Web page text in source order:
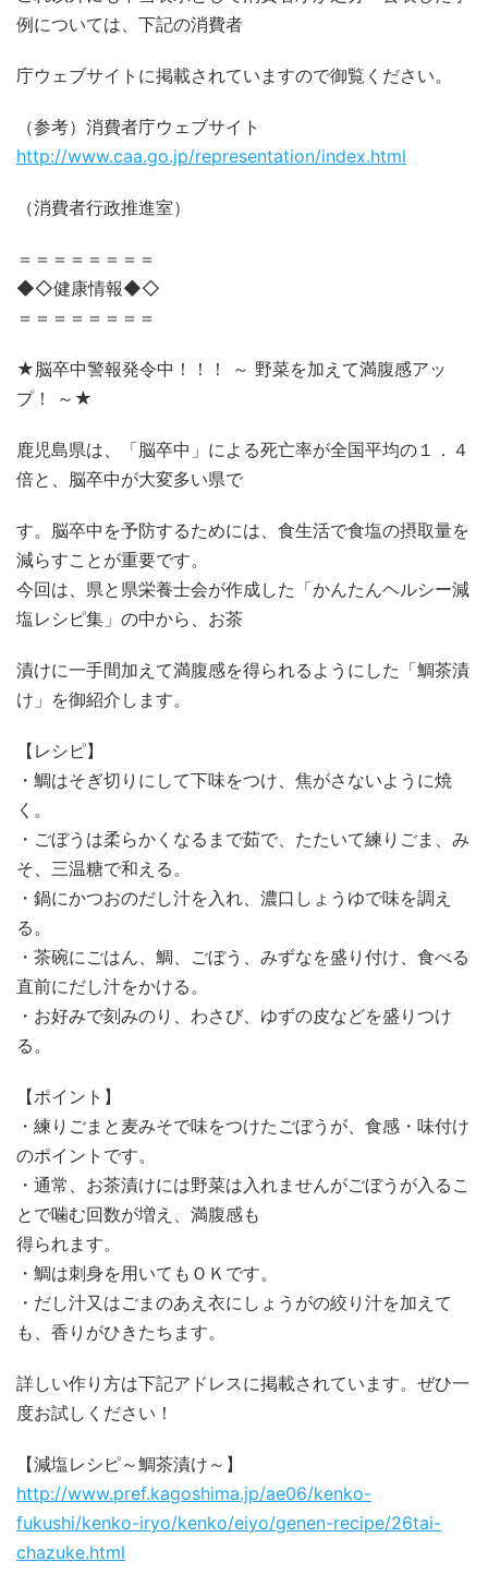
例については、下記の消費者
庁ウェブサイトに掲載されていますので御覧ください。
（参考）消費者庁ウェブサイト
http://www.caa.go.jp/representation/index.html
（消費者行政推進室）
＝＝＝＝＝＝＝＝
◆◇健康情報◆◇
＝＝＝＝＝＝＝＝
★脳卒中警報発令中！！！ ～ 野菜を加えて満腹感アッ
プ！ ～★
鹿児島県は、「脳卒中」による死亡率が全国平均の１．４
倍と、脳卒中が大変多い県で
す。脳卒中を予防するためには、食生活で食塩の摂取量を
減らすことが重要です。
今回は、県と県栄養士会が作成した「かんたんヘルシー減
塩レシピ集」の中から、お茶
漬けに一手間加えて満腹感を得られるようにした「鯛茶漬
け」を御紹介します。
【レシピ】
・鯛はそぎ切りにして下味をつけ、焦がさないように焼
く。
・ごぼうは柔らかくなるまで茹で、たたいて練りごま、み
そ、三温糖で和える。
・鍋にかつおのだし汁を入れ、濃口しょうゆで味を調え
る。
・茶碗にごはん、鯛、ごぼう、みずなを盛り付け、食べる
直前にだし汁をかける。
・お好みで刻みのり、わさび、ゆずの皮などを盛りつけ
る。
【ポイント】
・練りごまと麦みそで味をつけたごぼうが、食感・味付け
のポイントです。
・通常、お茶漬けには野菜は入れませんがごぼうが入るこ
とで噛む回数が増え、満腹感も
得られます。
・鯛は刺身を用いてもＯＫです。
・だし汁又はごまのあえ衣にしょうがの絞り汁を加えて
も、香りがひきたちます。
詳しい作り方は下記アドレスに掲載されています。ぜひ一
度お試しください！
【減塩レシピ～鯛茶漬け～】
http://www.pref.kagoshima.jp/ae06/kenko-
fukushi/kenko-iryo/kenko/eiyo/genen-recipe/26tai-
chazuke.html